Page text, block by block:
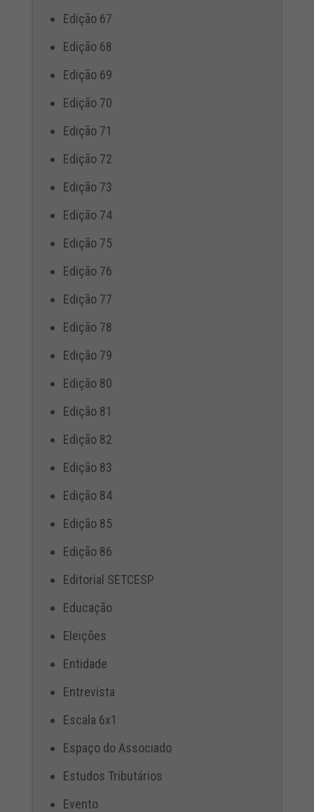
Edição 67
Edição 68
Edição 69
Edição 70
Edição 71
Edição 72
Edição 73
Edição 74
Edição 75
Edição 76
Edição 77
Edição 78
Edição 79
Edição 80
Edição 81
Edição 82
Edição 83
Edição 84
Edição 85
Edição 86
Editorial SETCESP
Educação
Eleições
Entidade
Entrevista
Escala 6x1
Espaço do Associado
Estudos Tributários
Evento